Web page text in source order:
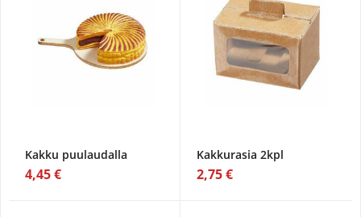
Kakku puulaudalla
4,45 €
Kakkurasia 2kpl
2,75 €